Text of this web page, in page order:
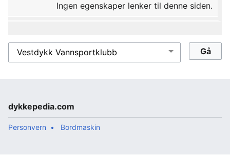
Ingen egenskaper lenker til denne siden.
dykkepedia.com
Personvern Bordmaskin